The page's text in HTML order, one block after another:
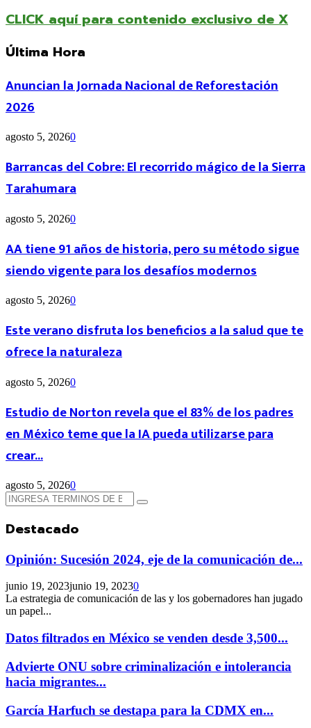
CLICK aquí para contenido exclusivo de X
Última Hora
Anuncian la Jornada Nacional de Reforestación
2026
agosto 5, 20260
Barrancas del Cobre: El recorrido mágico de la Sierra
Tarahumara
agosto 5, 20260
AA tiene 91 años de historia, pero su método sigue
siendo vigente para los desafíos modernos
agosto 5, 20260
Este verano disfruta los beneficios a la salud que te
ofrece la naturaleza
agosto 5, 20260
Estudio de Norton revela que el 83% de los padres
en México teme que la IA pueda utilizarse para
crear...
agosto 5, 20260
Búsqueda
de:
Búsqueda
Destacado
Opinión: Sucesión 2024, eje de la comunicación de...
junio 19, 2023junio 19, 20230
La estrategia de comunicación de las y los gobernadores han jugado
un papel...
Datos filtrados en México se venden desde 3,500...
Advierte ONU sobre criminalización e intolerancia
hacia migrantes...
García Harfuch se destapa para la CDMX en...